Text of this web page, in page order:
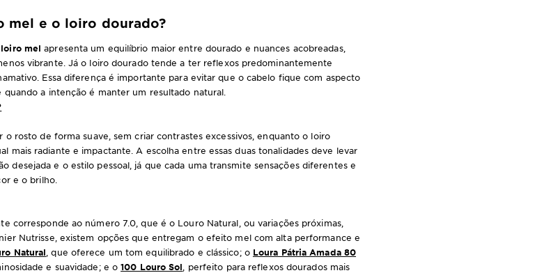
mel e o loiro dourado?
loiro mel apresenta um equilíbrio maior entre dourado e nuances acobreadas,
vibrante. Já o loiro dourado tende a ter reflexos predominantemente
Essa diferença é importante para evitar que o cabelo fique com aspecto
a intenção é manter um resultado natural.
o rosto de forma suave, sem criar contrastes excessivos, enquanto o loiro
mais radiante e impactante. A escolha entre essas duas tonalidades deve levar
desejada e o estilo pessoal, já que cada uma transmite sensações diferentes e
e o brilho.
corresponde ao número 7.0, que é o Louro Natural, ou variações próximas,
Nutrisse, existem opções que entregam o efeito mel com alta performance e
Natural , que oferece um tom equilibrado e clássico; o Loura Pátria Amada 80
e suavidade; e o100 Louro Sol , perfeito para reflexos dourados mais